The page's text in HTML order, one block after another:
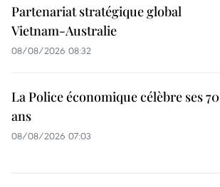
Partenariat stratégique global
Vietnam-Australie
08/08/2026 08:32
La Police économique célèbre ses 70
ans
08/08/2026 07:03